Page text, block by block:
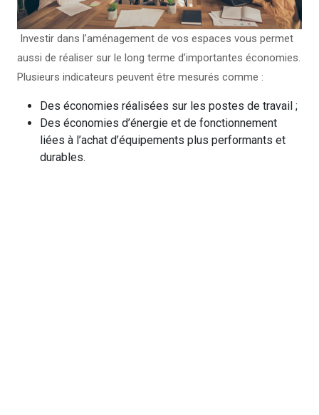
Investir dans l’aménagement de vos espaces vous permet
aussi de réaliser sur le long terme d’importantes économies.
Plusieurs indicateurs peuvent être mesurés comme :
Des économies réalisées sur les postes de travail ;
Des économies d’énergie et de fonctionnement
liées à l’achat d’équipements plus performants et
durables.